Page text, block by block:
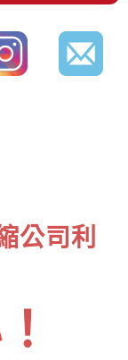
公司利